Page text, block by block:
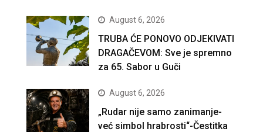
August 6, 2026
TRUBA ĆE PONOVO ODJEKIVATI
DRAGAČEVOM: Sve je spremno
za 65. Sabor u Guči
August 6, 2026
„Rudar nije samo zanimanje-
već simbol hrabrosti“-Čestitka